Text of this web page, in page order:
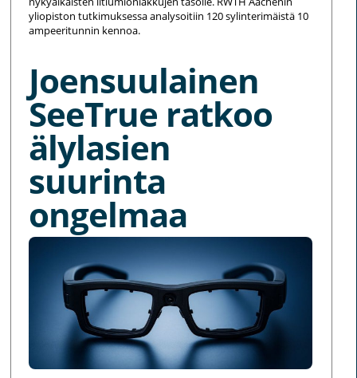
yliopiston tutkimuksessa analysoitiin 120 sylinterimäistä 10
ampeeritunnin kennoa.
Joensuulainen
SeeTrue ratkoo
älylasien
suurinta
ongelmaa